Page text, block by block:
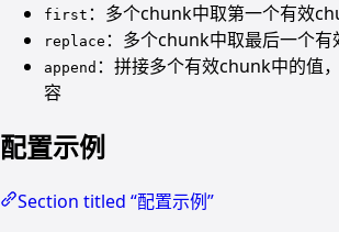
first ：多个chunk中取第一个有效
replace ：多个chunk中取最后一个
append ：拼接多个有效chunk中的值
容
配置示例
Section titled “配置示例”